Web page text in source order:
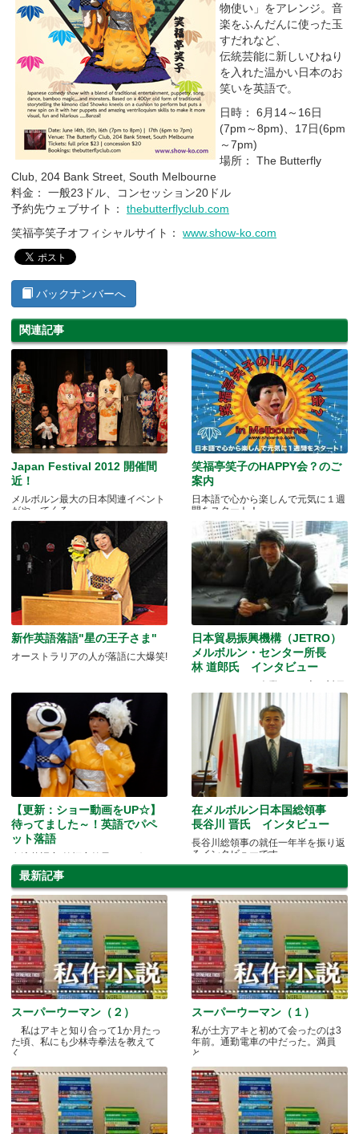
物使い」をアレンジ。音
楽をふんだんに使った玉
すだれなど、
伝統芸能に新しいひねり
を入れた温かい日本のお
笑いを英語で。
日時： 6月14～16日
(7pm～8pm)、17日(6pm
～7pm)
場所： The Butterfly
Club, 204 Bank Street, South Melbourne
料金： 一般23ドル、コンセッション20ドル
予約先ウェブサイト： thebutterflyclub.com
笑福亭笑子オフィシャルサイト： www.show-ko.com
バックナンバーへ
関連記事
Japan Festival 2012 開催間
近！
メルボルン最大の日本関連イベント
がやってくる
笑福亭笑子のHAPPY会？のご
案内
日本語で心から楽しんで元気に１週
間をスタート！
新作英語落語"星の王子さま"
オーストラリアの人が落語に大爆笑!
日本貿易振興機構（JETRO）
メルボルン・センター所長
林 道郎氏 インタビュー
投資を目指して。
【更新：ショー動画をUP☆】
待ってました～！英語でパペ
ット落語
到来！
在メルボルン日本国総領事
長谷川 晋氏 インタビュー
長谷川総領事の就任一年半を振り返
るインタビューです。
最新記事
スーパーウーマン（２）
私はアキと知り合って1か月たっ
た頃、私にも少林寺拳法を教えて
く.....
スーパーウーマン（１）
私が土方アキと初めて会ったのは3
年前。通勤電車の中だった。満員
と.....